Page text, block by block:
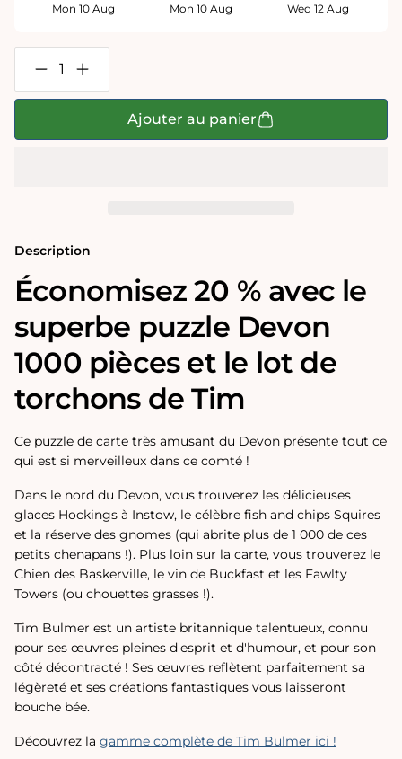
Mon 10 Aug
Mon 10 Aug
Wed 12 Aug
Réduire
la
quantité
Augmenter
la
quantité
Ajouter au panier
Description
Économisez 20 % avec le
superbe puzzle Devon
1000 pièces et le lot de
torchons de Tim
Ce puzzle de carte très amusant du Devon présente tout ce
qui est si merveilleux dans ce comté !
Dans le nord du Devon, vous trouverez les délicieuses
glaces Hockings à Instow, le célèbre fish and chips Squires
et la réserve des gnomes (qui abrite plus de 1 000 de ces
petits chenapans !). Plus loin sur la carte, vous trouverez le
Chien des Baskerville, le vin de Buckfast et les Fawlty
Towers (ou chouettes grasses !).
Tim Bulmer est un artiste britannique talentueux, connu
pour ses œuvres pleines d'esprit et d'humour, et pour son
côté décontracté ! Ses œuvres reflètent parfaitement sa
légèreté et ses créations fantastiques vous laisseront
bouche bée.
Découvrez la gamme complète de Tim Bulmer ici !